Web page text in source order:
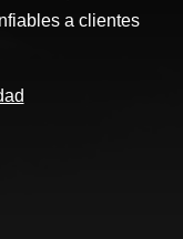
a clientes